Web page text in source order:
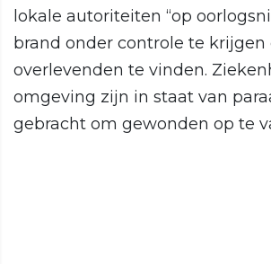
lokale autoriteiten “op
brand onder controle te krijgen
overlevenden te vinden.
omgeving zijn in staat van
gebracht om gewonden op te